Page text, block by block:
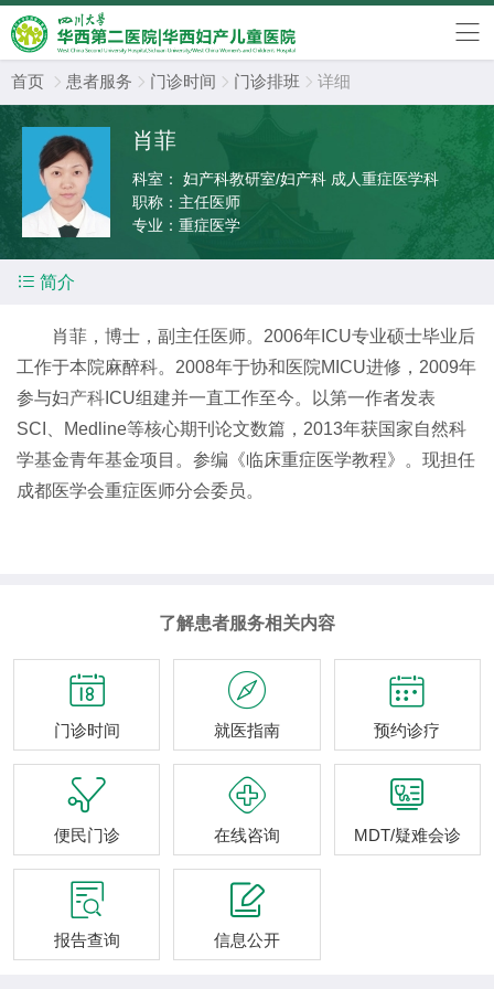
首页  患者服务  门诊时间  门诊排班  详细
肖菲
科室：
妇产科教研室/妇产科 成人重症医学科
职称： 主任医师
专业： 重症医学
 简介
肖菲，博士，副主任医师。 2006年 ICU专业硕士毕业后
工作于本院麻醉科。 2008年于协和医院MICU进修， 2009年
参与妇产科 ICU组建并一直工作至今。以第一作者发表
SCI
Medline等核心期刊论文数篇， 2013年获国家自然科
学基金青年基金项目。参编《临床重症医学教程》。现担任
成都医学会重症医师分会委员。
了解患者服务相关内容

门诊时间

就医指南

预约诊疗

便民门诊

在线咨询

MDT/疑难会诊

报告查询

信息公开